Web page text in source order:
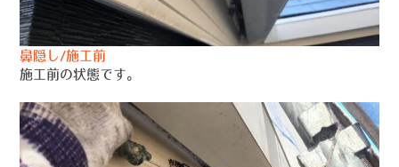
鼻隠し/施工前
施工前の状態です。